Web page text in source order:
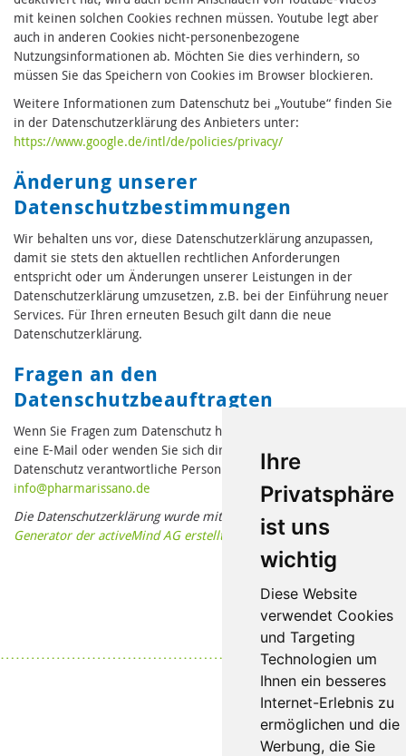
Ihre
Privatsphäre
ist uns
wichtig
Diese Website
verwendet Cookies
und Targeting
Technologien um
Ihnen ein besseres
Internet-Erlebnis zu
ermöglichen und die
Werbung, die Sie
mit keinen solchen Cookies rechnen müssen. Youtube legt aber
auch in anderen Cookies nicht-personenbezogene
Nutzungsinformationen ab. Möchten Sie dies verhindern, so
müssen Sie das Speichern von Cookies im Browser blockieren.
Weitere Informationen zum Datenschutz bei „Youtube“ finden Sie
in der Datenschutzerklärung des Anbieters unter:
https://www.google.de/intl/de/policies/privacy/
Änderung unserer
Datenschutzbestimmungen
Wir behalten uns vor, diese Datenschutzerklärung anzupassen,
damit sie stets den aktuellen rechtlichen Anforderungen
entspricht oder um Änderungen unserer Leistungen in der
Datenschutzerklärung umzusetzen, z.B. bei der Einführung neuer
Services. Für Ihren erneuten Besuch gilt dann die neue
Datenschutzerklärung.
Fragen an den
Datenschutzbeauftragten
Wenn Sie Fragen zum Datenschutz haben, schreiben Sie uns bitte
eine E-Mail oder wenden Sie sich direkt an die für den
Datenschutz verantwortliche Person in unserer Organisation:
info@pharmarissano.de
Die Datenschutzerklärung wurde mit dem
Datenschutzerklärungs-
Generator der activeMind AG erstellt
Datenschutz |Impressum